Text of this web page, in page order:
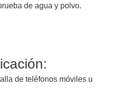
de agua y polvo.
de teléfonos móviles u